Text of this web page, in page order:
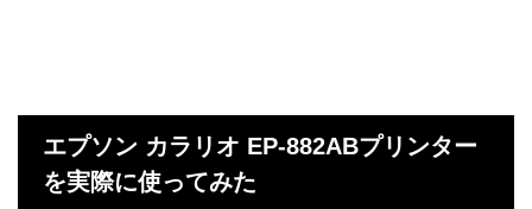
エプソン カラリオ EP-882ABプリンター
を実際に使ってみた